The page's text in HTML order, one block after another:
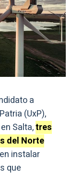
a
(UxP),
Salta,tres
del Norte
instalar
que